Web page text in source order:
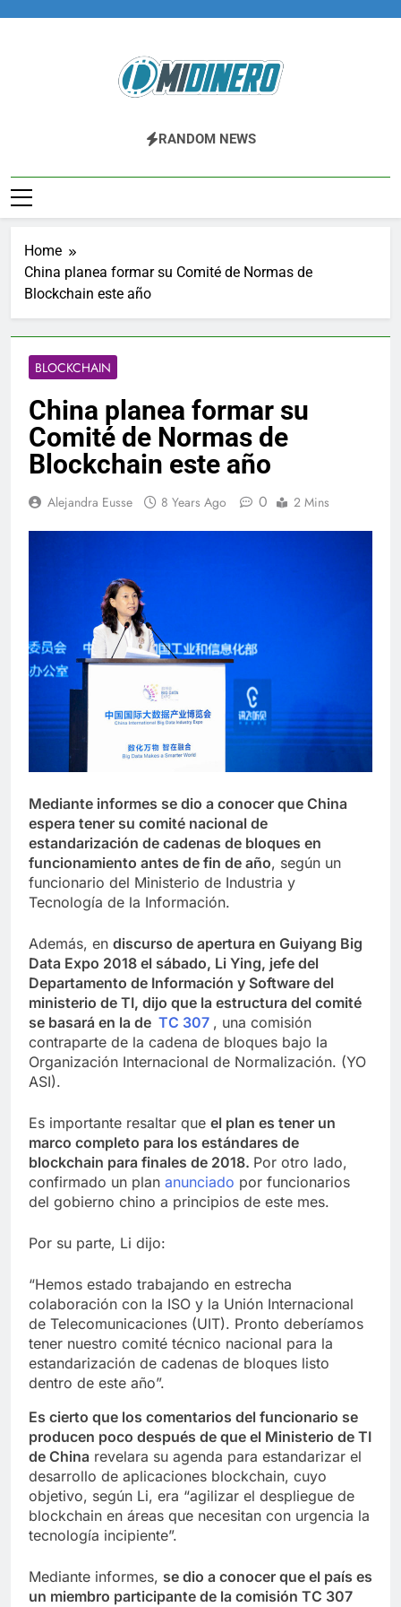
Midinero.co
Fintech, Criptomonedas
RANDOM NEWS
Home
China planea formar su Comité de Normas de
Blockchain este año
BLOCKCHAIN
China planea formar su
Comité de Normas de
Blockchain este año
Alejandra Eusse 8 Years Ago 0 2 Mins
Mediante informes se dio a conocer que China
espera tener su comité nacional de
estandarización de cadenas de bloques en
funcionamiento antes de fin de año, según un
funcionario del Ministerio de Industria y
Tecnología de la Información.
Además, en discurso de apertura en Guiyang Big
Data Expo 2018 el sábado, Li Ying, jefe del
Departamento de Información y Software del
ministerio de TI, dijo que la estructura del comité
se basará en la de TC 307 , una comisión
contraparte de la cadena de bloques bajo la
Organización Internacional de Normalización. (YO
ASI).
Es importante resaltar que el plan es tener un
marco completo para los estándares de
blockchain para finales de 2018. Por otro lado,
confirmado un plan anunciado por funcionarios
del gobierno chino a principios de este mes.
Por su parte, Li dijo:
“Hemos estado trabajando en estrecha
colaboración con la ISO y la Unión Internacional
de Telecomunicaciones (UIT). Pronto deberíamos
tener nuestro comité técnico nacional para la
estandarización de cadenas de bloques listo
dentro de este año”.
Es cierto que los comentarios del funcionario se
producen poco después de que el Ministerio de TI
de China revelara su agenda para estandarizar el
desarrollo de aplicaciones blockchain, cuyo
objetivo, según Li, era “agilizar el despliegue de
blockchain en áreas que necesitan con urgencia la
tecnología incipiente”.
Mediante informes, se dio a conocer que el país es
un miembro participante de la comisión TC 307